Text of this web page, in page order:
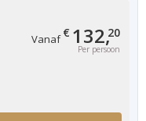
Vanaf€ 132,20
Per persoon